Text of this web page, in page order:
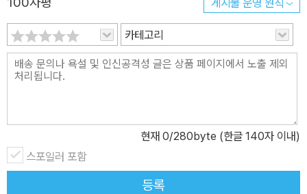
카테고리
현재 0/280byte (한글 140자 이내)
스포일러 포함
등록